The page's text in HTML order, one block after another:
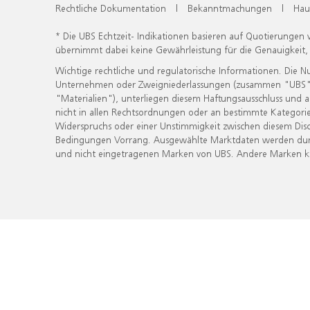
Rechtliche Dokumentation | Bekanntmachungen |
* Die UBS Echtzeit- Indikationen basieren auf
übernimmt dabei keine Gewährleistung für die
Wichtige rechtliche und regulatorische Informationen. Die
Unternehmen oder Zweigniederlassungen (zusammen
"Materialien"), unterliegen diesem Haftungsausschluss
nicht in allen Rechtsordnungen oder an bestimmte
Widerspruchs oder einer Unstimmigkeit zwischen diesem
Bedingungen Vorrang. Ausgewählte Marktdaten werden
und nicht eingetragenen Marken von UBS. Andere Marken